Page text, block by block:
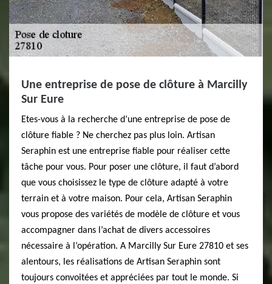
Une entreprise de pose de clôture à Marcilly
Sur Eure
Etes-vous à la recherche d’une entreprise de pose de
clôture fiable ? Ne cherchez pas plus loin. Artisan
Seraphin est une entreprise fiable pour réaliser cette
tâche pour vous. Pour poser une clôture, il faut d’abord
que vous choisissez le type de clôture adapté à votre
terrain et à votre maison. Pour cela, Artisan Seraphin
vous propose des variétés de modèle de clôture et vous
accompagner dans l’achat de divers accessoires
nécessaire à l’opération. A Marcilly Sur Eure 27810 et ses
alentours, les réalisations de Artisan Seraphin sont
toujours convoitées et appréciées par tout le monde. Si